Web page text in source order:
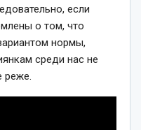
если
о том, что
нормы,
среди нас не
реже.